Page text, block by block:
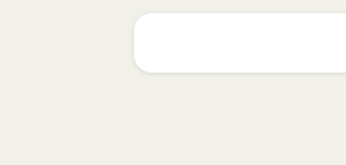
Zo geniet je